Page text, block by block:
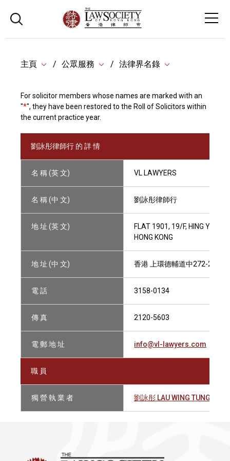
主頁 公眾服務 法律界名錄
For solicitor members whose names are marked with an
"*", they have been restored to the Roll of Solicitors within
the current practice year.
劉詠彤律師行 的 詳 情
名 稱 (英 文) VL LAWYERS
名 稱 (中 文) 劉詠彤律師行
地 址 (英 文)
FLAT 1901, 19/F, HING YIP
HONG KONG
地 址 (中 文) 香港 上環德輔道中272-284
電 話 3158-0134
傳 真 2120-5603
電 郵 地 址 info@vl-lawyers.com
職 員
獨 營 執 業 者 劉詠彤 LAU WING TUNG